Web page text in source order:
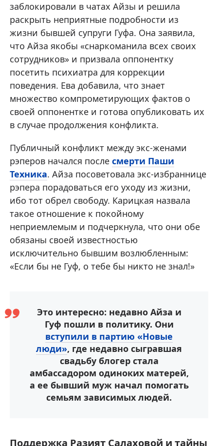
заблокировали в чатах Айзы и решила
раскрыть неприятные подробности из
жизни бывшей супруги Гуфа. Она заявила,
что Айза якобы «снаркоманила всех своих
сотрудников» и призвала оппонентку
посетить психиатра для коррекции
поведения. Ева добавила, что знает
множество компрометирующих фактов о
своей оппонентке и готова опубликовать их
в случае продолжения конфликта.
Публичный конфликт между экс-женами
рэперов начался после смерти Паши
Техника. Айза посоветовала экс-избраннице
рэпера порадоваться его уходу из жизни,
ибо тот обрел свободу. Карицкая назвала
такое отношение к покойному
неприемлемым и подчеркнула, что они обе
обязаны своей известностью
исключительно бывшим возлюбленным:
«Если бы не Гуф, о тебе бы никто не знал!»
Это интересно: недавно Айза и
Гуф пошли в политику. Они
вступили в партию «Новые
люди», где недавно сыгравшая
свадьбу блогер стала
амбассадором одиноких матерей,
а ее бывший муж начал помогать
семьям зависимых людей.
Поддержка Разият Салаховой и тайны